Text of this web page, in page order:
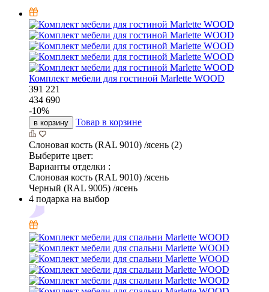
Комплект мебели для гостиной Marlette WOOD
391 221
434 690
-10%
в корзину Товар в корзине
Слоновая кость (RAL 9010) /ясень (2)
Выберите цвет:
Варианты отделки :
Слоновая кость (RAL 9010) /ясень
Черный (RAL 9005) /ясень
4 подарка на выбор